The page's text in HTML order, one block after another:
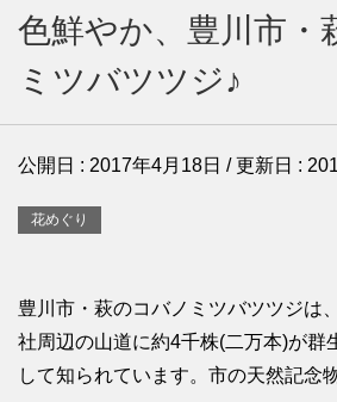
色鮮やか、豊川市・
ミツバツツジ♪
公開日 : 2017年4月18日 / 更新日 :
花めぐり
豊川市・萩のコバノミツバツツジは
社周辺の山道に約4千株(二万本)が群
して知られています。市の天然記念